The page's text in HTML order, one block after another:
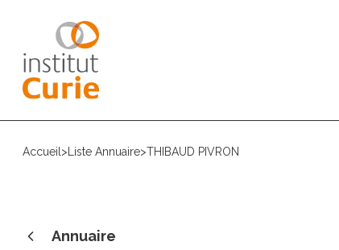
Accueil > Liste Annuaire>THIBAUD PIVRON
Annuaire